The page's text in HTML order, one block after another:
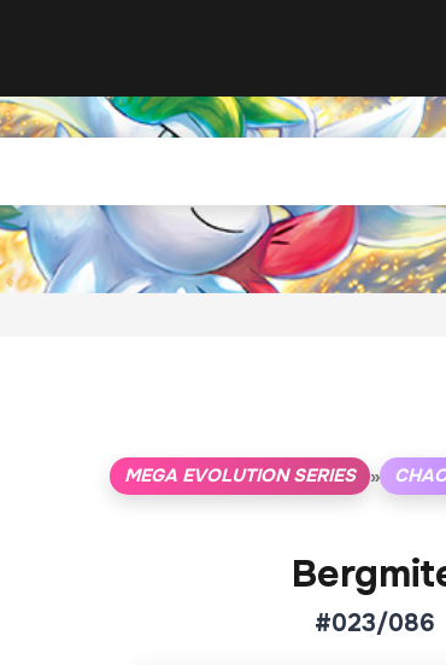
MEGA EVOLUTION SERIES »
#023/086